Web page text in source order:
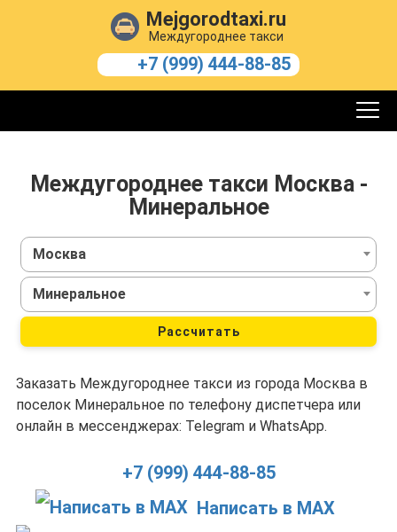
Mejgorodtaxi.ru
Междугороднее такси
+7 (999) 444-88-85
Междугороднее такси Москва -
Минеральное
Москва
Минеральное
Рассчитать
Заказать Междугороднее такси из города Москва в
поселок Минеральное по телефону диспетчера или
онлайн в мессенджерах: Telegram и WhatsApp.
+7 (999) 444-88-85
Написать в MAX